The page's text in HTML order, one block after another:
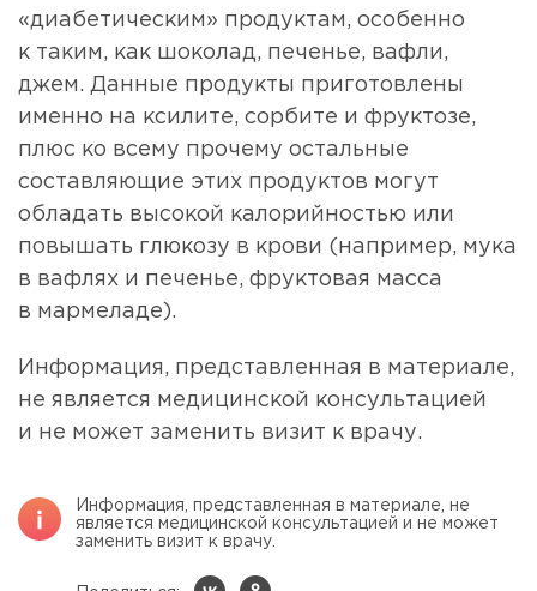
«диабетическим» продуктам, особенно
к таким, как шоколад, печенье, вафли,
джем. Данные продукты приготовлены
именно на ксилите, сорбите и фруктозе,
плюс ко всему прочему остальные
составляющие этих продуктов могут
обладать высокой калорийностью или
повышать глюкозу в крови (например, мука
в вафлях и печенье, фруктовая масса
в мармеладе).
Информация, представленная в материале,
не является медицинской консультацией
и не может заменить визит к врачу.
Информация, представленная в материале, не
является медицинской консультацией и не может
заменить визит к врачу.